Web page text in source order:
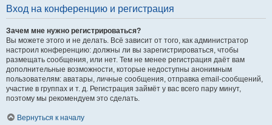
Вход на конференцию и регистрация
Зачем мне нужно регистрироваться?
Вы можете этого и не делать. Всё зависит от того, как администратор
настроил конференцию: должны ли вы зарегистрироваться, чтобы
размещать сообщения, или нет. Тем не менее регистрация даёт вам
дополнительные возможности, которые недоступны анонимным
пользователям: аватары, личные сообщения, отправка email-сообщений,
участие в группах и т. д. Регистрация займёт у вас всего пару минут,
поэтому мы рекомендуем это сделать.
Вернуться к началу